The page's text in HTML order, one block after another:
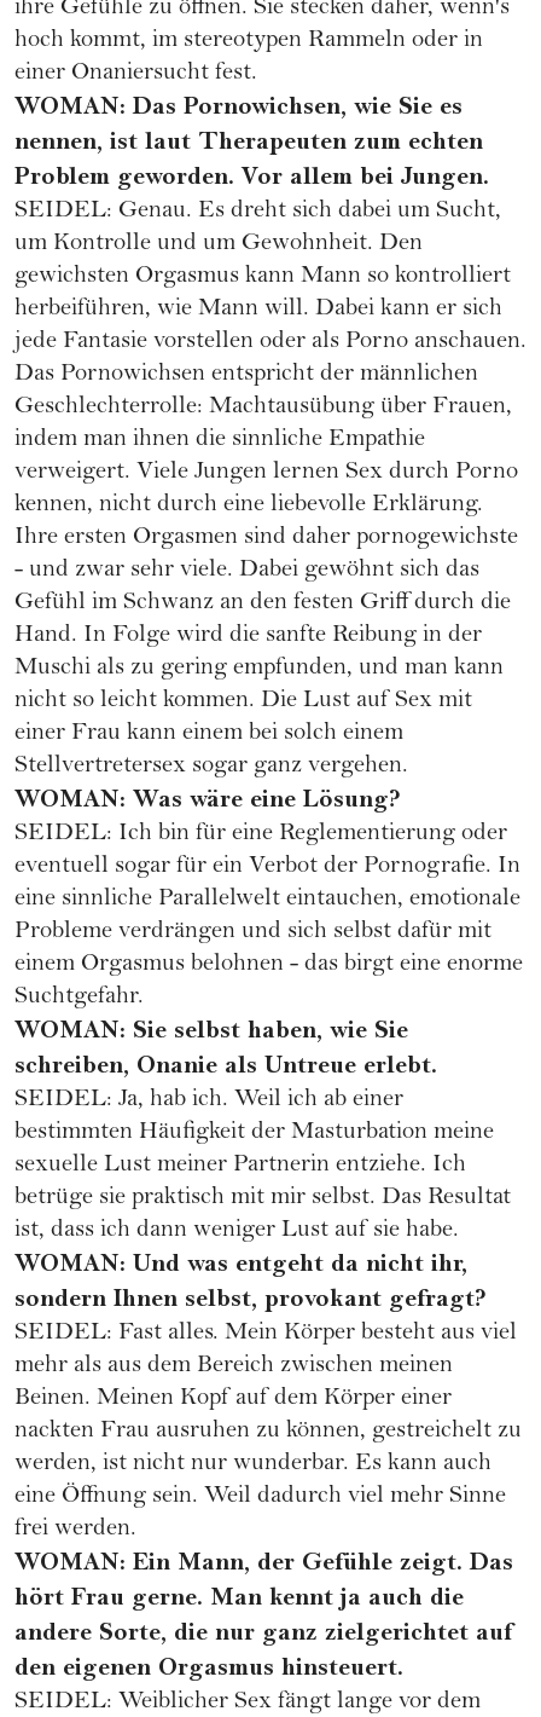
ihre Gefühle zu öffnen. Sie stecken daher, wenn's
hoch kommt, im stereotypen Rammeln oder in
einer Onaniersucht fest.
WOMAN: Das Pornowichsen, wie Sie es
nennen, ist laut Therapeuten zum echten
Problem geworden. Vor allem bei Jungen.
SEIDEL: Genau. Es dreht sich dabei um Sucht,
um Kontrolle und um Gewohnheit. Den
gewichsten Orgasmus kann Mann so kontrolliert
herbeiführen, wie Mann will. Dabei kann er sich
jede Fantasie vorstellen oder als Porno anschauen.
Das Pornowichsen entspricht der männlichen
Geschlechterrolle: Machtausübung über Frauen,
indem man ihnen die sinnliche Empathie
verweigert. Viele Jungen lernen Sex durch Porno
kennen, nicht durch eine liebevolle Erklärung.
Ihre ersten Orgasmen sind daher pornogewichste
- und zwar sehr viele. Dabei gewöhnt sich das
Gefühl im Schwanz an den festen Griff durch die
Hand. In Folge wird die sanfte Reibung in der
Muschi als zu gering empfunden, und man kann
nicht so leicht kommen. Die Lust auf Sex mit
einer Frau kann einem bei solch einem
Stellvertretersex sogar ganz vergehen.
WOMAN: Was wäre eine Lösung?
SEIDEL: Ich bin für eine Reglementierung oder
eventuell sogar für ein Verbot der Pornografie. In
eine sinnliche Parallelwelt eintauchen, emotionale
Probleme verdrängen und sich selbst dafür mit
einem Orgasmus belohnen - das birgt eine enorme
Suchtgefahr.
WOMAN: Sie selbst haben, wie Sie
schreiben, Onanie als Untreue erlebt.
SEIDEL: Ja, hab ich. Weil ich ab einer
bestimmten Häufigkeit der Masturbation meine
sexuelle Lust meiner Partnerin entziehe. Ich
betrüge sie praktisch mit mir selbst. Das Resultat
ist, dass ich dann weniger Lust auf sie habe.
WOMAN: Und was entgeht da nicht ihr,
sondern Ihnen selbst, provokant gefragt?
SEIDEL: Fast alles. Mein Körper besteht aus viel
mehr als aus dem Bereich zwischen meinen
Beinen. Meinen Kopf auf dem Körper einer
nackten Frau ausruhen zu können, gestreichelt zu
werden, ist nicht nur wunderbar. Es kann auch
eine Öffnung sein. Weil dadurch viel mehr Sinne
frei werden.
WOMAN: Ein Mann, der Gefühle zeigt. Das
hört Frau gerne. Man kennt ja auch die
andere Sorte, die nur ganz zielgerichtet auf
den eigenen Orgasmus hinsteuert.
SEIDEL: Weiblicher Sex fängt lange vor dem